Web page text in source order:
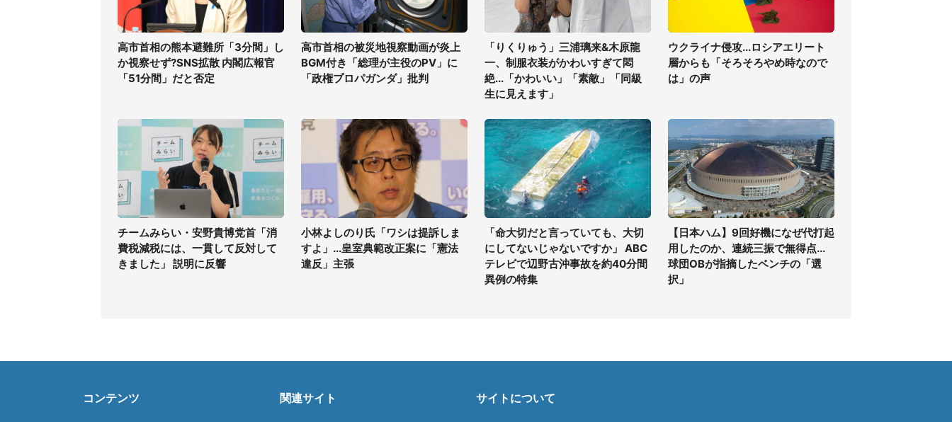
高市首相の熊本避難所「3分間」し
か視察せず?SNS拡散 内閣広報官
「51分間」だと否定
高市首相の被災地視察動画が炎上
BGM付き「総理が主役のPV」に
「政権プロパガンダ」批判
「りくりゅう」三浦璃来&木原龍
一、制服衣装がかわいすぎて悶
絶...「かわいい」「素敵」「同級
生に見えます」
ウクライナ侵攻...ロシアエリート
層からも「そろそろやめ時なので
は」の声
チームみらい・安野貴博党首「消
費税減税には、一貫して反対して
きました」 説明に反響
小林よしのり氏「ワシは提訴しま
すよ」...皇室典範改正案に「憲法
違反」主張
「命大切だと言っていても、大切
にしてないじゃないですか」 ABC
テレビで辺野古沖事故を約40分間
異例の特集
【日本ハム】9回好機になぜ代打起
用したのか、連続三振で無得点...
球団OBが指摘したベンチの「選
択」
コンテンツ 関連サイト サイトについて